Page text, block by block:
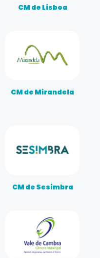
CM de Lisboa
CM de Mirandela
CM de Sesimbra